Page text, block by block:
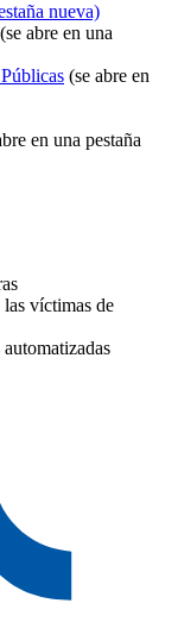
nueva)
(se abre en una
(se abre en
en una pestaña
víctimas de